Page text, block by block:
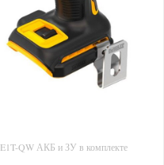
QW АКБ и ЗУ в комплекте